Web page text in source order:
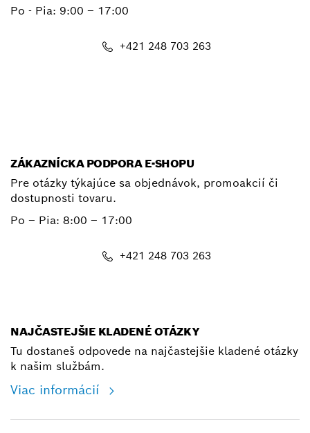
Po - Pia: 9:00 – 17:00
+421 248 703 263
ZÁKAZNÍCKA PODPORA E-SHOPU
Pre otázky týkajúce sa objednávok, promoakcií či
dostupnosti tovaru.
Po – Pia: 8:00 – 17:00
+421 248 703 263
NAJČASTEJŠIE KLADENÉ OTÁZKY
Tu dostaneš odpovede na najčastejšie kladené otázky
k našim službám.
Viac informácií